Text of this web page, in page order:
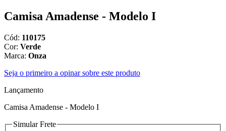
Camisa Amadense - Modelo I
Cód: 110175
Cor: Verde
Marca: Onza
Seja o primeiro a opinar sobre este produto
Lançamento
Camisa Amadense - Modelo I
Simular Frete